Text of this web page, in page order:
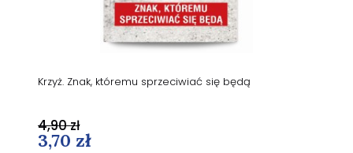
Krzyż. Znak, któremu sprzeciwiać się będą
3,70 zł
4,90 zł